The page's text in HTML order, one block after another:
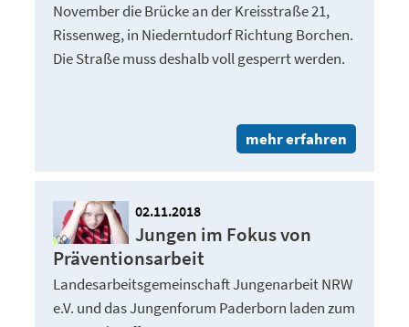
November die Brücke an der Kreisstraße 21,
Rissenweg, in Niederntudorf Richtung Borchen.
Die Straße muss deshalb voll gesperrt werden.
mehr erfahren
02.11.2018
Jungen im Fokus von
Präventionsarbeit
Landesarbeitsgemeinschaft Jungenarbeit NRW
e.V. und das Jungenforum Paderborn laden zum